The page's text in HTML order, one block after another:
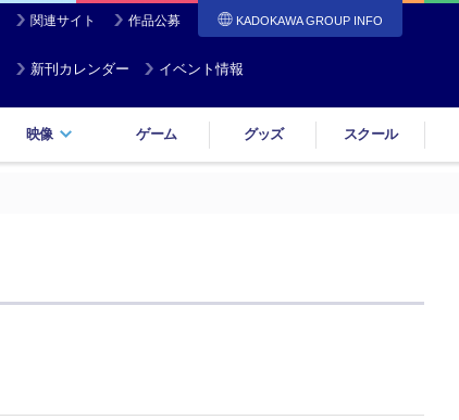
関連サイト 作品公募 KADOKAWA GROUP INFO
新刊カレンダー イベント情報
映像 ゲーム グッズ スクール